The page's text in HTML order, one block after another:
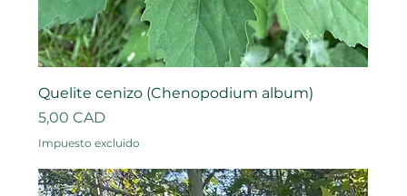
Quelite cenizo (Chenopodium album)
Precio
5,00 CAD
Impuesto excluido